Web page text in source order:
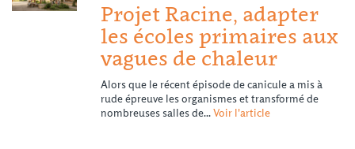
Projet Racine, adapter
les écoles primaires aux
vagues de chaleur
Alors que le récent épisode de canicule a mis à
rude épreuve les organismes et transformé de
nombreuses salles de...Voir l'article